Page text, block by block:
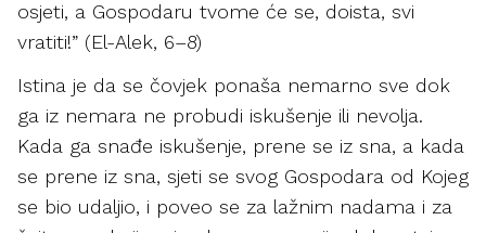
osjeti, a Gospodaru tvome će se, doista, svi
vratiti!” (El-Alek, 6–8)
Istina je da se čovjek ponaša nemarno sve dok
ga iz nemara ne probudi iskušenje ili nevolja.
Kada ga snađe iskušenje, prene se iz sna, a kada
se prene iz sna, sjeti se svog Gospodara od Kojeg
se bio udaljio, i poveo se za lažnim nadama i za